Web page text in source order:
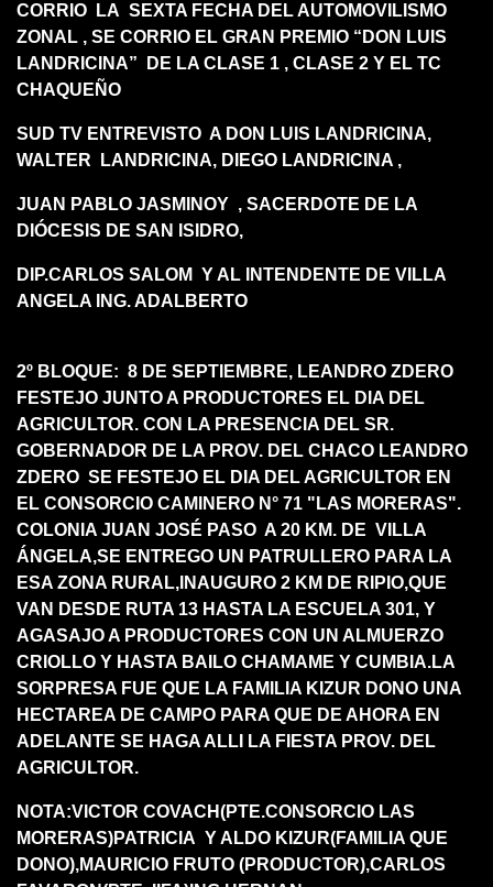
CORRIO LA SEXTA FECHA DEL AUTOMOVILISMO
ZONAL , SE CORRIO EL GRAN PREMIO “DON LUIS
LANDRICINA” DE LA CLASE 1 , CLASE 2 Y EL TC
CHAQUEÑO
SUD TV ENTREVISTO A DON LUIS LANDRICINA,
WALTER LANDRICINA, DIEGO LANDRICINA ,
JUAN PABLO JASMINOY , SACERDOTE DE LA
DIÓCESIS DE SAN ISIDRO,
DIP.CARLOS SALOM Y AL INTENDENTE DE VILLA
ANGELA ING. ADALBERTO
2º BLOQUE: 8 DE SEPTIEMBRE, LEANDRO ZDERO
FESTEJO JUNTO A PRODUCTORES EL DIA DEL
AGRICULTOR. CON LA PRESENCIA DEL SR.
GOBERNADOR DE LA PROV. DEL CHACO LEANDRO
ZDERO SE FESTEJO EL DIA DEL AGRICULTOR EN
EL CONSORCIO CAMINERO N° 71 "LAS MORERAS".
COLONIA JUAN JOSÉ PASO A 20 KM. DE VILLA
ÁNGELA,SE ENTREGO UN PATRULLERO PARA LA
ESA ZONA RURAL,INAUGURO 2 KM DE RIPIO,QUE
VAN DESDE RUTA 13 HASTA LA ESCUELA 301, Y
AGASAJO A PRODUCTORES CON UN ALMUERZO
CRIOLLO Y HASTA BAILO CHAMAME Y CUMBIA.LA
SORPRESA FUE QUE LA FAMILIA KIZUR DONO UNA
HECTAREA DE CAMPO PARA QUE DE AHORA EN
ADELANTE SE HAGA ALLI LA FIESTA PROV. DEL
AGRICULTOR.
NOTA:VICTOR COVACH(PTE.CONSORCIO LAS
MORERAS)PATRICIA Y ALDO KIZUR(FAMILIA QUE
DONO),MAURICIO FRUTO (PRODUCTOR),CARLOS